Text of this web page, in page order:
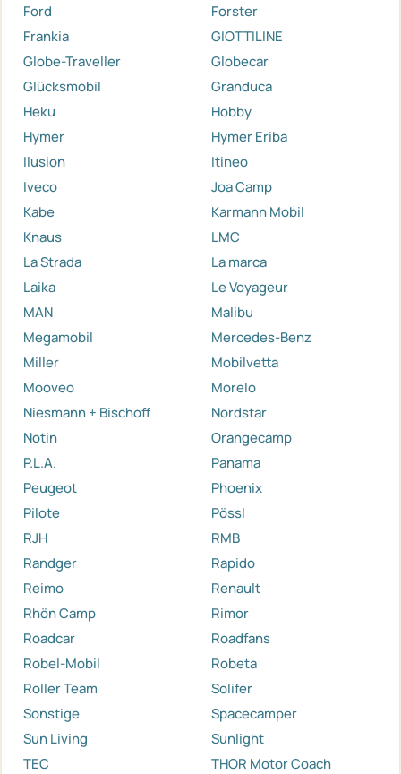
Ford
Forster
Frankia
GIOTTILINE
Globe-Traveller
Globecar
Glücksmobil
Granduca
Heku
Hobby
Hymer
Hymer Eriba
Ilusion
Itineo
Iveco
Joa Camp
Kabe
Karmann Mobil
Knaus
LMC
La Strada
La marca
Laika
Le Voyageur
MAN
Malibu
Megamobil
Mercedes-Benz
Miller
Mobilvetta
Mooveo
Morelo
Niesmann + Bischoff
Nordstar
Notin
Orangecamp
P.L.A.
Panama
Peugeot
Phoenix
Pilote
Pössl
RJH
RMB
Randger
Rapido
Reimo
Renault
Rhön Camp
Rimor
Roadcar
Roadfans
Robel-Mobil
Robeta
Roller Team
Solifer
Sonstige
Spacecamper
Sun Living
Sunlight
TEC
THOR Motor Coach